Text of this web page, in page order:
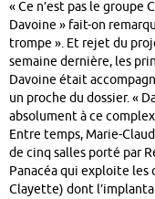
« Ce n’est pas le groupe
Davoine » fait-on
trompe ». Et rejet du
semaine dernière, les
Davoine était
un proche du dossier. «
absolument à ce
Entre temps, Marie-
de cinq salles porté par
Panacéa qui exploite les
Clayette) dont